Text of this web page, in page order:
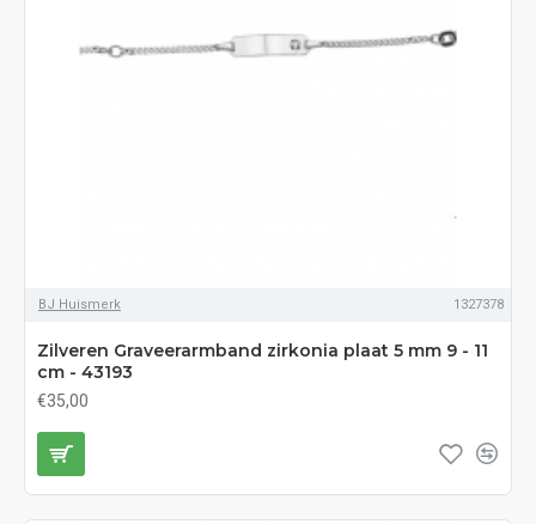
BJ Huismerk 1327378
Zilveren Graveerarmband zirkonia plaat 5 mm 9 - 11
cm - 43193
€35,00